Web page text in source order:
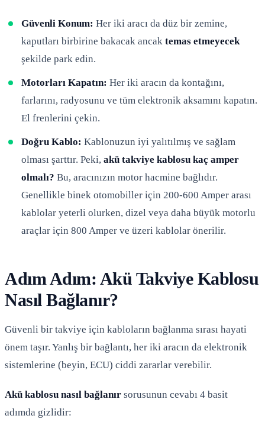
Güvenli Konum: Her iki aracı da düz bir zemine,
kaputları birbirine bakacak ancak temas etmeyecek
şekilde park edin.
Motorları Kapatın: Her iki aracın da kontağını,
farlarını, radyosunu ve tüm elektronik aksamını kapatın.
El frenlerini çekin.
Doğru Kablo: Kablonuzun iyi yalıtılmış ve sağlam
olması şarttır. Peki, akü takviye kablosu kaç amper
olmalı? Bu, aracınızın motor hacmine bağlıdır.
Genellikle binek otomobiller için 200-600 Amper arası
kablolar yeterli olurken, dizel veya daha büyük motorlu
araçlar için 800 Amper ve üzeri kablolar önerilir.
Adım Adım: Akü Takviye Kablosu
Nasıl Bağlanır?
Güvenli bir takviye için kabloların bağlanma sırası hayati
önem taşır. Yanlış bir bağlantı, her iki aracın da elektronik
sistemlerine (beyin, ECU) ciddi zararlar verebilir.
Akü kablosu nasıl bağlanır sorusunun cevabı 4 basit
adımda gizlidir: